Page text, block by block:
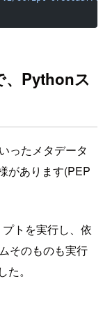
、Pythonス
ったメタデータ
があります(PEP
トを実行し、依
そのものも実行
。